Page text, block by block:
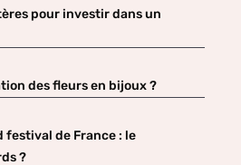
pour investir dans un
des fleurs en bijoux ?
festival de France : le
?